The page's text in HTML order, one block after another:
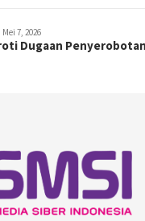
Mei 7, 2026
Dugaan